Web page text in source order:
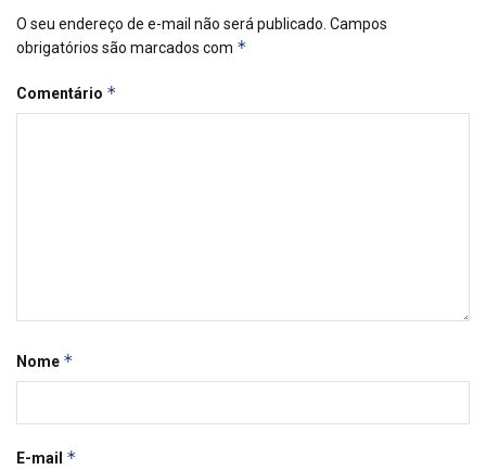
O seu endereço de e-mail não será publicado. Campos
obrigatórios são marcados com *
Comentário *
Nome *
E-mail *